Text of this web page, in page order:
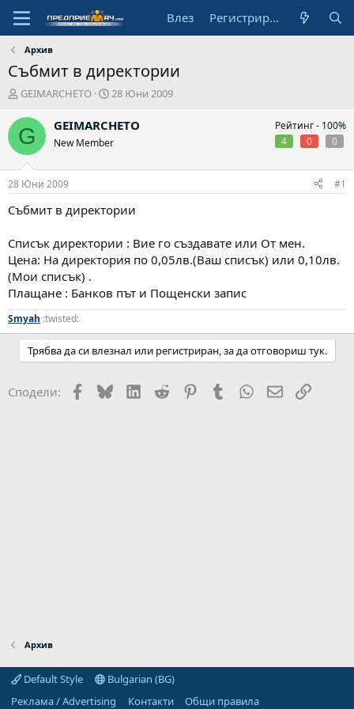
Влез Регистрирай се
Архив
Събмит в директории
А
т
о
GEIMARCHETO
Н
ч
л
д
а
т
28 Юни 2009
G GEIMARCHETO
New Member
Рейтинг - 100%
4
0 0
28 Юни 2009 #1
Събмит в директории
Списък директории : Вие го създавате или От мен.
Цена: На директория по 0,05лв.(Ваш списък) или 0,10лв.
(Мои списък) .
Плащане : Банков път и Пощенски запис
Smyah :twisted:
Трябва да си влезнал или регистриран, за да отговориш тук.
Сподели: Facebook
BlueskyLinkedIn
Reddit PinterestTumblr WhatsApp
EmailLink
Архив
Default Style
Bulgarian (BG)
Реклама / Advertising
Контакти
Общи правила